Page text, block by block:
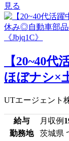
見る
【20~40
ほぼナシ×
UTエージェント
給与 月収例
勤務地
茨城県